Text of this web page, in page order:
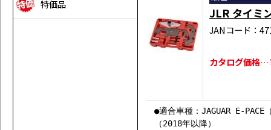
特価品
JLR タイミ
JANコード：
カタログ価格
●適合車種：JAGUAR E-
（2018年以降）